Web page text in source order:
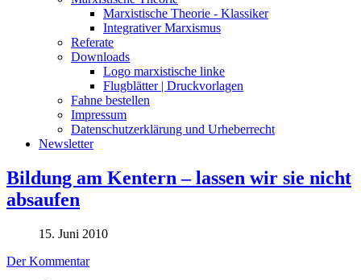
Marxistische Theorie - Klassiker
Integrativer Marxismus
Referate
Downloads
Logo marxistische linke
Flugblätter | Druckvorlagen
Fahne bestellen
Impressum
Datenschutzerklärung und Urheberrecht
Newsletter
Bildung am Kentern – lassen wir sie nicht
absaufen
15. Juni 2010
Der Kommentar